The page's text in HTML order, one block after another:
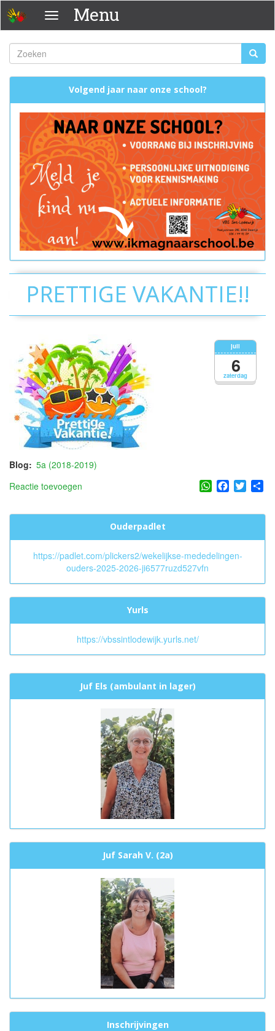
Overslaan
en
naar
de
inhoud
gaan
Menu Menu
Zoekveld
Zoeken
Volgend jaar naar onze school?
PRETTIGE VAKANTIE!!
zaterdag
juli
6
Blog
5a (2018-2019)
Reactie toevoegen
WhatsApp
Facebook
Twitter
Ouderpadlet
https://padlet.com/plickers2/wekelijkse-mededelingen-
ouders-2025-2026-ji6577ruzd527vfn
Yurls
https://vbssintlodewijk.yurls.net/
Juf Els (ambulant in lager)
Juf Sarah V. (2a)
Inschrijvingen